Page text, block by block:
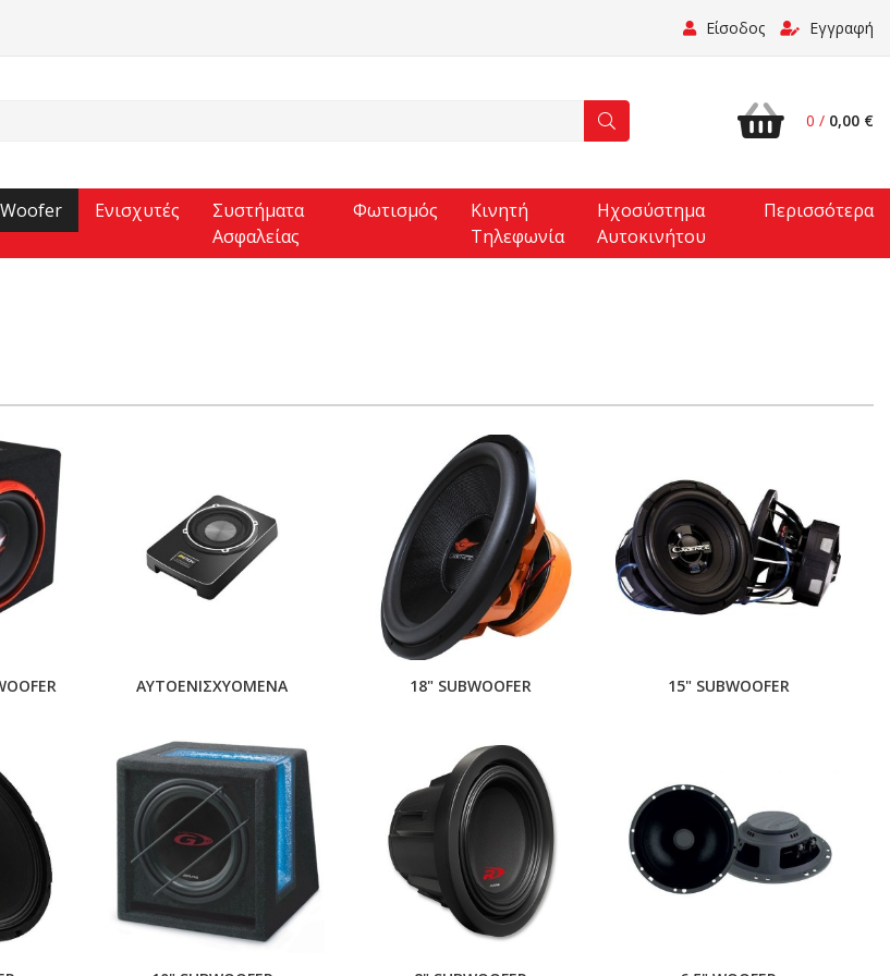
Είσοδος Εγγραφή
0 / 0,00 €
Woofer Ενισχυτές
Συστήματα
Ασφαλείας
Φωτισμός
Κινητή
Τηλεφωνία
Ηχοσύστημα
Αυτοκινήτου
Περισσότερα
ΑΥΤΟΕΝΙΣΧΥΟΜΕΝΑ 18" SUBWOOFER 15" SUBWOOFER